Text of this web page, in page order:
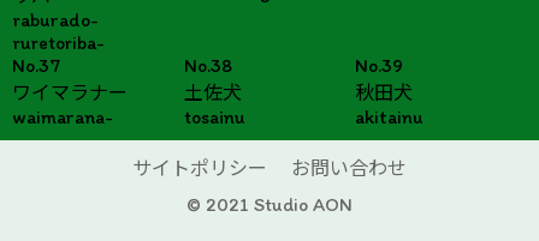
raburado-
ruretoriba-
No.37
ワイマラナー
waimarana-
No.38
土佐犬
tosainu
No.39
秋田犬
akitainu
サイトポリシー
お問い合わせ
© 2021 Studio AON